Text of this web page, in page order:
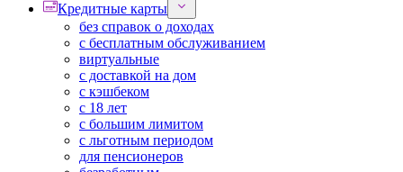
Кредитные карты
без справок о доходах
с бесплатным обслуживанием
виртуальные
с доставкой на дом
с кэшбеком
с 18 лет
с большим лимитом
с льготным периодом
для пенсионеров